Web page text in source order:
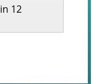
in 12